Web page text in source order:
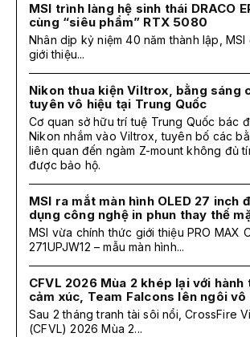
MSI trình làng hệ sinh thái DRACO
cùng “siêu phẩm” RTX 5080
Nhân dịp kỷ niệm 40 năm thành lập,
giới thiệu...
Nikon thua kiện Viltrox, bằng sáng
tuyên vô hiệu tại Trung Quốc
Cơ quan sở hữu trí tuệ Trung Quốc bác
Nikon nhắm vào Viltrox, tuyên bố các
liên quan đến ngàm Z-mount không đủ
được bảo hộ.
MSI ra mắt màn hình OLED 27 inch
dụng công nghệ in phun thay thế
MSI vừa chính thức giới thiệu PRO MAX
271UPJW12 – mẫu màn hình...
CFVL 2026 Mùa 2 khép lại với hành
cảm xúc, Team Falcons lên ngôi vô
Sau 2 tháng tranh tài sôi nổi, CrossFire
(CFVL) 2026 Mùa 2...